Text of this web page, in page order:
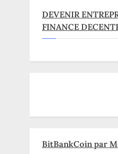
DEVENIR
FINANCE
BitBankCoin par